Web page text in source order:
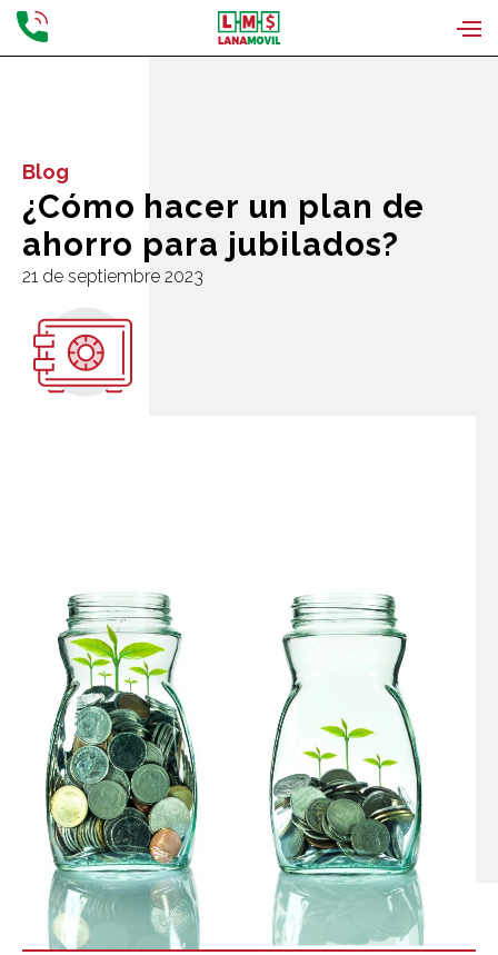
Blog
¿Cómo hacer un plan de
ahorro para jubilados?
21 de septiembre 2023